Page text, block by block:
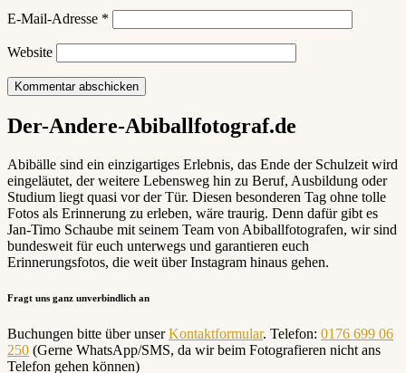
E-Mail-Adresse *
Website
Der-Andere-Abiballfotograf.de
Abibälle sind ein einzigartiges Erlebnis, das Ende der Schulzeit wird
eingeläutet, der weitere Lebensweg hin zu Beruf, Ausbildung oder
Studium liegt quasi vor der Tür. Diesen besonderen Tag ohne tolle
Fotos als Erinnerung zu erleben, wäre traurig. Denn dafür gibt es
Jan-Timo Schaube mit seinem Team von Abiballfotografen, wir sind
bundesweit für euch unterwegs und garantieren euch
Erinnerungsfotos, die weit über Instagram hinaus gehen.
Fragt uns ganz unverbindlich an
Buchungen bitte über unserKontaktformular. Telefon: 0176 699 06
250 (Gerne WhatsApp/SMS, da wir beim Fotografieren nicht ans
Telefon gehen können)